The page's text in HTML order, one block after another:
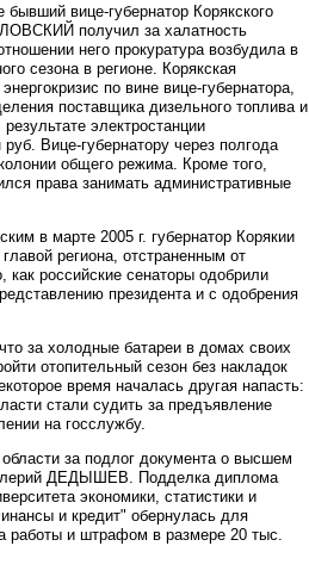
вице-губернатор Корякского
получил за халатность
него прокуратура возбудила в
сезона в регионе. Корякская
по вине вице-губернатора,
поставщика дизельного топлива и
электростанции
Вице-губернатору через полгода
общего режима. Кроме того,
права занимать административные
в марте 2005 г. губернатор Корякии
региона, отстраненным от
российские сенаторы одобрили
президента и с одобрения
за холодные батареи в домах своих
отопительный сезон без накладок
время началась другая напасть:
стали судить за предъявление
на госслужбу.
за подлог документа о высшем
ДЕДЫШЕВ. Подделка диплома
экономики, статистики и
и кредит" обернулась для
работы и штрафом в размере 20 тыс.